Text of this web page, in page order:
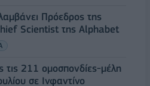
Πρόεδρος της
Scientist της Alphabet
211 ομοσπονδίες-μέλη
σε Ινφαντίνο